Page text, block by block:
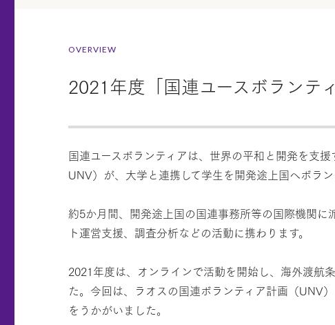
OVERVIEW
2021年度「国連ユースボランテ
国連ユースボランティアは、世界の平和と開発を支
UNV）が、大学と連携して学生を開発途上国へボラ
約5か月間、開発途上国の国連事務所等の国際機関
ト運営支援、調査分析などの活動に携わります。
2021年度は、オンラインで活動を開始し、海外渡航
た。今回は、ラオスの国連ボランティア計画（UNV
をうかがいました。